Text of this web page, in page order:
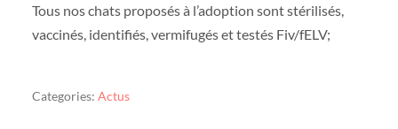
Tous nos chats proposés à l’adoption sont stérilisés,
vaccinés, identifiés, vermifugés et testés Fiv/fELV;
Categories: Actus